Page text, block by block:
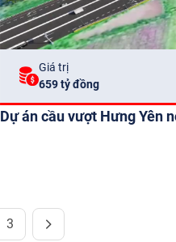
Giá trị
659 tỷ đồng
Dự án cầu vượt Hưng Yên
3